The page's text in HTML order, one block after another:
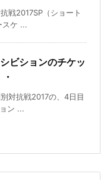
戦2017SP（ショート
スケ ...
ビションのチケッ
対抗戦2017の、4日目
ン ...